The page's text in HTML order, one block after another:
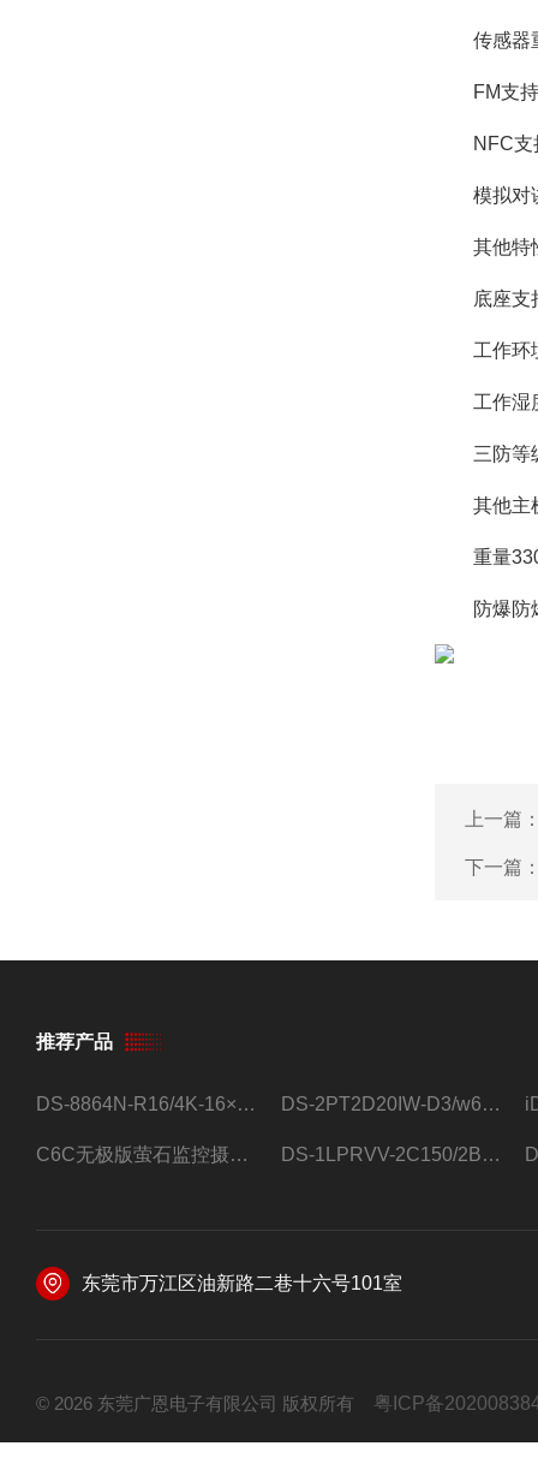
传感器重
FM支持
NFC支持
模拟对讲
其他特性
底座支持
工作环境
工作湿度
三防等级
其他主机
重量
防爆防爆
上一篇
下一篇
推荐产品
DS-8864N-R16/4K-16×4T/希捷16盘位录像机 DS-2PT2D20IW-D3/w64路高清硬盘录像机
C6C无极版萤石监控摄像头 DS-1LPRVV-2C150/2B监控室外夜视高清电源线护套线200米/卷
东莞市万江区油新路二巷十六号101室
© 2026 东莞广恩电子有限公司 版权所有 粤ICP备